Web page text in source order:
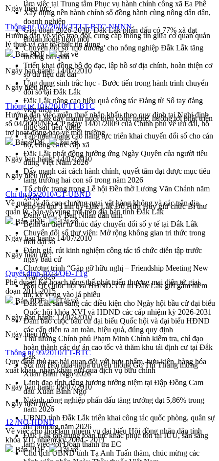
làm việc tại Trung tâm Phục vụ hành chính công xã Ea Phê
Xây dựng nền hành chính số đồng hành cùng nông dân dân,
doanh nghiệp
Giai đoạn 2026-2030, Đắk Lắk phấn đấu có 77% xã đạt
chuẩn nông thôn mới
Chuyển đổi số 'mở đường' cho nông nghiệp Đắk Lắk tăng
trưởng bứt phá
Triển khai đồng bộ đo đạc, lập hồ sơ địa chính, hoàn thiện cơ
sở dữ liệu đất đai
Ứng dụng sinh trắc học - Bước tiến trong hành trình chuyển
đổi số tại Đắk Lắk
Đắk Lắk nâng cao hiệu quả công tác Đảng từ Sổ tay đảng
viên điện tử
Đắk Lắk đẩy mạnh nuôi biển công nghệ, hướng tới phát triển
thủy sản bền vững
Tập huấn nâng cao năng lực triển khai chuyển đổi số cho cán
bộ, công chức cấp xã
Đắk Lắk phát động hưởng ứng Ngày Quyền của người tiêu
dùng Việt Nam 2026
Đẩy mạnh cải cách hành chính, quyết tâm đạt được mục tiêu
tăng trưởng hai con số trong năm 2026
Tổ chức trang trọng Lễ hội Đền thờ Lương Văn Chánh năm
2026
Phó Bí thư Tỉnh ủy Đắk Lắk Đỗ Hữu Huy giữ chức Bí thư
Đảng ủy Ủy Ban Nhân dân tỉnh
Bệnh án điện tử thúc đẩy chuyển đổi số y tế tại Đắk Lắk
Chuyển đổi số thư viện: Mở rộng không gian tri thức trong
thời đại số
Đánh giá, rút kinh nghiệm công tác tổ chức diễn tập trước
ngày bầu cử
Chương trình “Gặp gỡ hữu nghị – Friendship Meeting New
Year 2026”
Bầu cử Quốc hội và HĐND: Cử tri Đắk Lắk gửi gắm niềm
tin, kỳ vọng vào lá phiếu
Đắk Lắk sẵn sàng các điều kiện cho Ngày hội bầu cử đại biểu
Quốc hội khóa XVI và HĐND các cấp nhiệm kỳ 2026-2031
Đảm bảo cuộc bầu cử đại biểu Quốc hội và đại biểu HĐND
các cấp diễn ra an toàn, hiệu quả, đúng quy định
Thủ tướng Chính phủ Phạm Minh Chính kiểm tra, chỉ đạo
hoàn thành các dự án cao tốc và thăm khu tái định cư tại Đắk
Lắk
Sôi nổi Hội đua ngựa truyền thống Gò Thì Thùng mừng
Xuân Bính Ngọ 2026
Lãnh đạo tỉnh dâng hương tưởng niệm tại Đập Đồng Cam
đầu Xuân Bính Ngọ
Ngành nông nghiệp phấn đấu tăng trưởng đạt 5,86% trong
năm 2026
UBND tỉnh Đắk Lắk triển khai công tác quốc phòng, quân sự
địa phương năm 2026
Đắk Lắk tập trung toàn lực khắc phục tồn tại IUU, sẵn sàng
làm việc với Đoàn thanh tra EC
Chủ tịch UBND tỉnh Tạ Anh Tuấn thăm, chúc mừng các
Ngày hiệu lực:
Thông tư 102/2010/ TTLT-BTC-NHNN
Hướng dẫn về việc trao đổi, cung cấp thông tin giữa cơ quan quản
lý thuế và các tổ chức tín dụng
Bản PDF
Tải về
Ngày ban hành: 14/07/2010
Ngày hiệu lực:
Thông tư 101/2010/TT-BTC
Hướng dẫn việc miễn thuế nhập khẩu theo quy định tại Nghị định
số 04/2009/NĐ-CP ngày 14/01/2009 của Chính phủ về ưu đãi, hỗ
trợ hoạt động bảo vệ môi trường
Bản PDF
Tải về
Ngày ban hành:14/07/2010
Ngày hiệu lực:
Chỉ thị 05/2010/CT-UBND
Về quản lý độ cao chướng ngại vật hàng không và các trận địa
quản lý, bảo vệ vùng trời trên địa bàn tỉnh Đắk Lắk
Bản PDF
Tải về
Ngày ban hành:14/07/2010
Ngày hiệu lực:
Quyết định 1073/QĐ-TTg
Phê duyệt Kế hoạch tổng thể phát triển thương mại điện tử giai
đoạn 2011-2015
Bản PDF
Tải về
Ngày ban hành:12/07/2010
Ngày hiệu lực:
Thông tư 99/2010/TT-BTC
Quy định thủ tục hải quan đối với bưu phẩm, bưu kiện, hàng hóa
xuất khẩu, nhập khẩu gửi qua dịch vụ bưu chính
Ngày ban hành:09/07/2010
Ngày hiệu lực:
12 /NQ-HĐND
Về việc cho thôi làm nhiệm vụ đại biểu Hội đồng nhân dân tỉnh
khóa VII, nhiệm kỳ 2004 - 2011
Bản PDF
Tải về